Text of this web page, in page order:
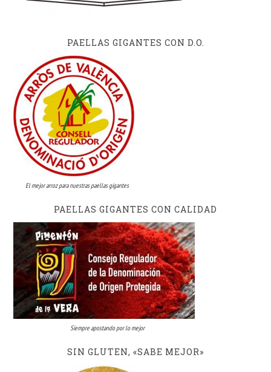
PAELLAS GIGANTES CON D.O.
El mejor arroz para nuestras paellas gigantes
PAELLAS GIGANTES CON CALIDAD
Siempre apostando por lo mejor
SIN GLUTEN, «SABE MEJOR»